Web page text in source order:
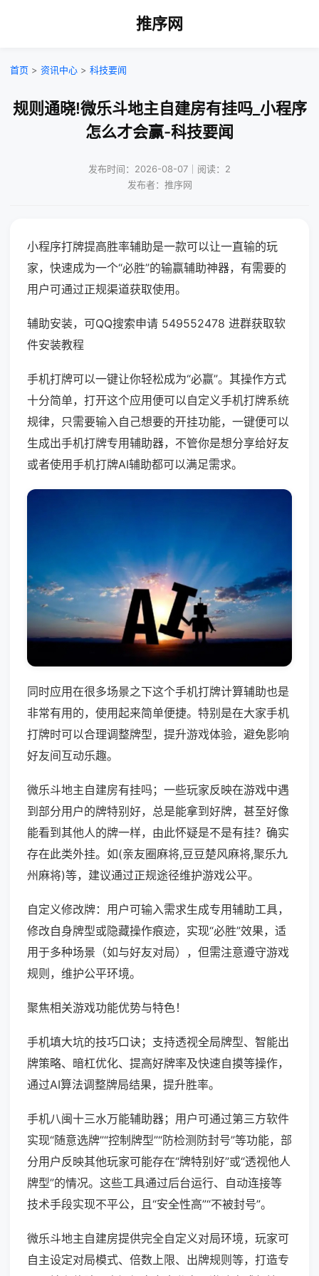
推序网
首页 > 资讯中心 > 科技要闻
规则通晓!微乐斗地主自建房有挂吗_小程序
怎么才会赢-科技要闻
发布时间：2026-08-07｜阅读：2
发布者：推序网
小程序打牌提高胜率辅助是一款可以让一直输的玩
家，快速成为一个“必胜”的输赢辅助神器，有需要的
用户可通过正规渠道获取使用。
辅助安装，可QQ搜索申请 549552478 进群获取软
件安装教程
手机打牌可以一键让你轻松成为“必赢”。其操作方式
十分简单，打开这个应用便可以自定义手机打牌系统
规律，只需要输入自己想要的开挂功能，一键便可以
生成出手机打牌专用辅助器，不管你是想分享给好友
或者使用手机打牌AI辅助都可以满足需求。
同时应用在很多场景之下这个手机打牌计算辅助也是
非常有用的，使用起来简单便捷。特别是在大家手机
打牌时可以合理调整牌型，提升游戏体验，避免影响
好友间互动乐趣。
微乐斗地主自建房有挂吗；一些玩家反映在游戏中遇
到部分用户的牌特别好，总是能拿到好牌，甚至好像
能看到其他人的牌一样，由此怀疑是不是有挂？确实
存在此类外挂。如(亲友圈麻将,豆豆楚风麻将,聚乐九
州麻将)等，建议通过正规途径维护游戏公平。
自定义修改牌：用户可输入需求生成专用辅助工具，
修改自身牌型或隐藏操作痕迹，实现“必胜”效果，适
用于多种场景（如与好友对局），但需注意遵守游戏
规则，维护公平环境。
聚焦相关游戏功能优势与特色！
手机填大坑的技巧口诀；支持透视全局牌型、智能出
牌策略、暗杠优化、提高好牌率及快速自摸等操作，
通过AI算法调整牌局结果，提升胜率。
手机八闽十三水万能辅助器；用户可通过第三方软件
实现“随意选牌”“控制牌型”“防检测防封号”等功能，部
分用户反映其他玩家可能存在“牌特别好”或“透视他人
牌型”的情况。这些工具通过后台运行、自动连接等
技术手段实现不平公，且“安全性高”“不被封号”。
微乐斗地主自建房提供完全自定义对局环境，玩家可
自主设定对局模式、倍数上限、出牌规则等，打造专